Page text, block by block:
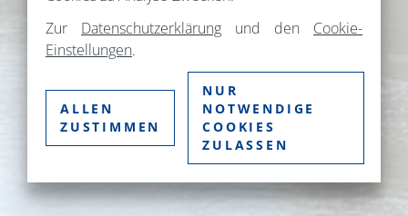
Zur Datenschutzerklärung und den Cookie-
Einstellungen.
ALLEN
ZUSTIMMEN
NUR
NOTWENDIGE
COOKIES
ZULASSEN